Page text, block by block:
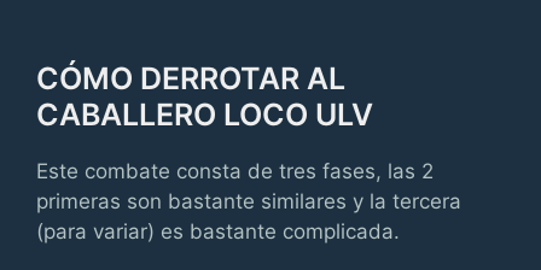
CÓMO DERROTAR AL
CABALLERO LOCO ULV
Este combate consta de tres fases, las 2
primeras son bastante similares y la tercera
(para variar) es bastante complicada.